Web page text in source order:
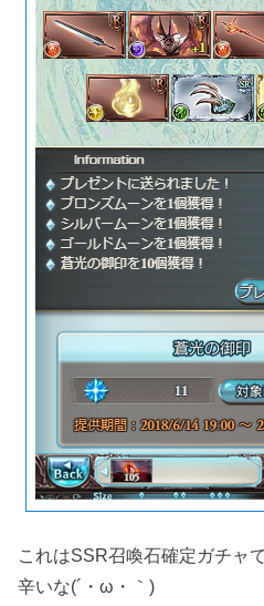
これはSSR召喚石確定ガチャ
辛いな(´・ω・｀)